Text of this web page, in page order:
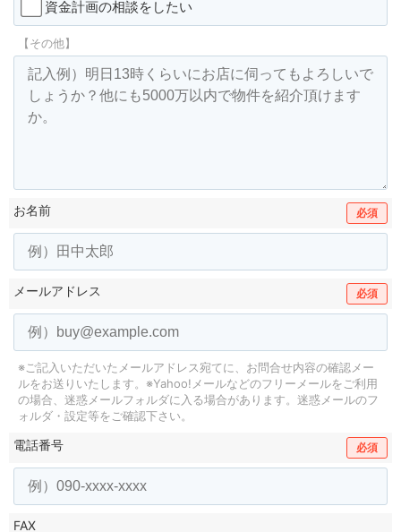
資金計画の相談をしたい
【その他】
お名前 必須
メールアドレス 必須
※ご記入いただいたメールアドレス宛てに、お問合せ内容の確認メー
ルをお送りいたします。 ※Yahoo!メールなどのフリーメールをご利用
の場合、迷惑メールフォルダに入る場合があります。 迷惑メールのフ
ォルダ・設定等をご確認下さい。
電話番号 必須
FAX